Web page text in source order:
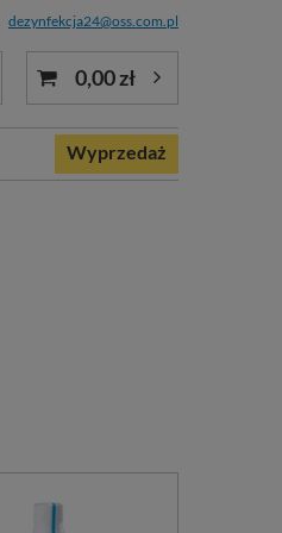
dezynfekcja24@oss.com.pl
0,00 zł
Wyprzedaż